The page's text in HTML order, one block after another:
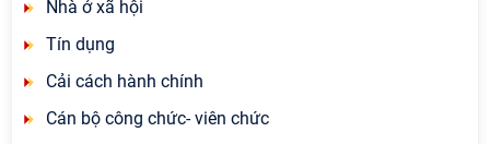
Nhà ở xã hội
Tín dụng
Cải cách hành chính
Cán bộ công chức- viên chức